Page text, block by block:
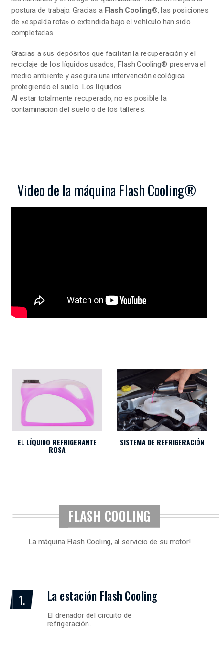
postura de trabajo. Gracias a Flash Cooling®, las posiciones
de «espalda rota» o extendida bajo el vehículo han sido
completadas.
Gracias a sus depósitos que facilitan la recuperación y el
reciclaje de los líquidos usados, Flash Cooling® preserva el
medio ambiente y asegura una intervención ecológica
protegiendo el suelo. Los líquidos
Al estar totalmente recuperado, no es posible la
contaminación del suelo o de los talleres.
Video de la máquina Flash Cooling®
EL LÍQUIDO REFRIGERANTE
ROSA
SISTEMA DE REFRIGERACIÓN
FLASH COOLING
La máquina Flash Cooling, al servicio de su motor!
1. La estación Flash Cooling
El drenador del circuito de
refrigeración…